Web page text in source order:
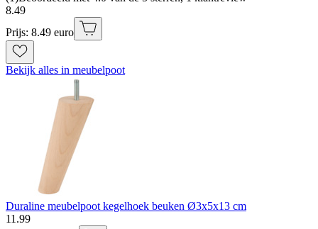
8.49
Prijs: 8.49 euro
Bekijk alles in meubelpoot
Duraline meubelpoot kegelhoek beuken Ø3x5x13 cm
11.99